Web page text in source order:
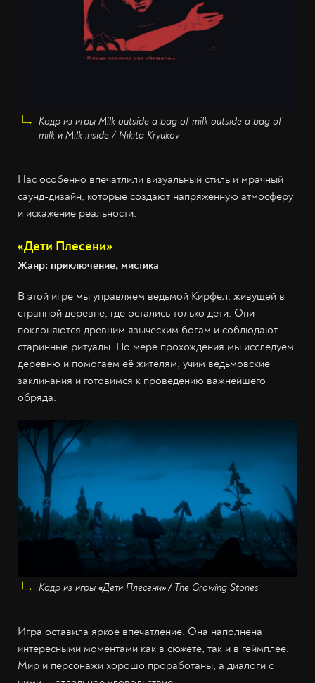
Кадр из игры Milk outside a bag of milk outside a bag of
milk и Milk inside / Nikita Kryukov
Нас особенно впечатлили визуальный стиль и мрачный
саунд-дизайн, которые создают напряжённую атмосферу
и искажение реальности.
«Дети Плесени»
Жанр: приключение, мистика
В этой игре мы управляем ведьмой Кирфел, живущей в
странной деревне, где остались только дети. Они
поклоняются древним языческим богам и соблюдают
старинные ритуалы. По мере прохождения мы исследуем
деревню и помогаем её жителям, учим ведьмовские
заклинания и готовимся к проведению важнейшего
обряда.
Кадр из игры «Дети Плесени» /The Growing Stones
Игра оставила яркое впечатление. Она наполнена
интересными моментами как в сюжете, так и в геймплее.
Мир и персонажи хорошо проработаны, а диалоги с